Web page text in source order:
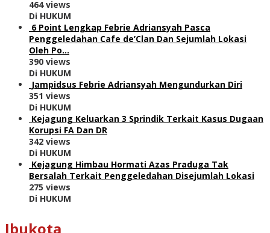
464 views
Di HUKUM
6 Point Lengkap Febrie Adriansyah Pasca
Penggeledahan Cafe de’Clan Dan Sejumlah Lokasi
Oleh Po…
390 views
Di HUKUM
Jampidsus Febrie Adriansyah Mengundurkan Diri
351 views
Di HUKUM
Kejagung Keluarkan 3 Sprindik Terkait Kasus Dugaan
Korupsi FA Dan DR
342 views
Di HUKUM
Kejagung Himbau Hormati Azas Praduga Tak
Bersalah Terkait Penggeledahan Disejumlah Lokasi
275 views
Di HUKUM
Ibukota